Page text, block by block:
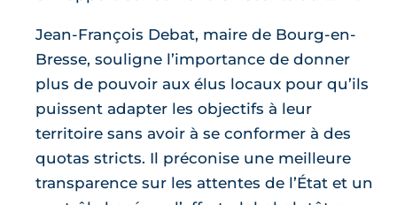
Jean-François Debat, maire de Bourg-en-
Bresse, souligne l’importance de donner
plus de pouvoir aux élus locaux pour qu’ils
puissent adapter les objectifs à leur
territoire sans avoir à se conformer à des
quotas stricts. Il préconise une meilleure
transparence sur les attentes de l’État et un